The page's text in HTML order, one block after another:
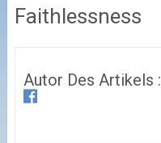
Faithlessness
Autor Des Artikels :